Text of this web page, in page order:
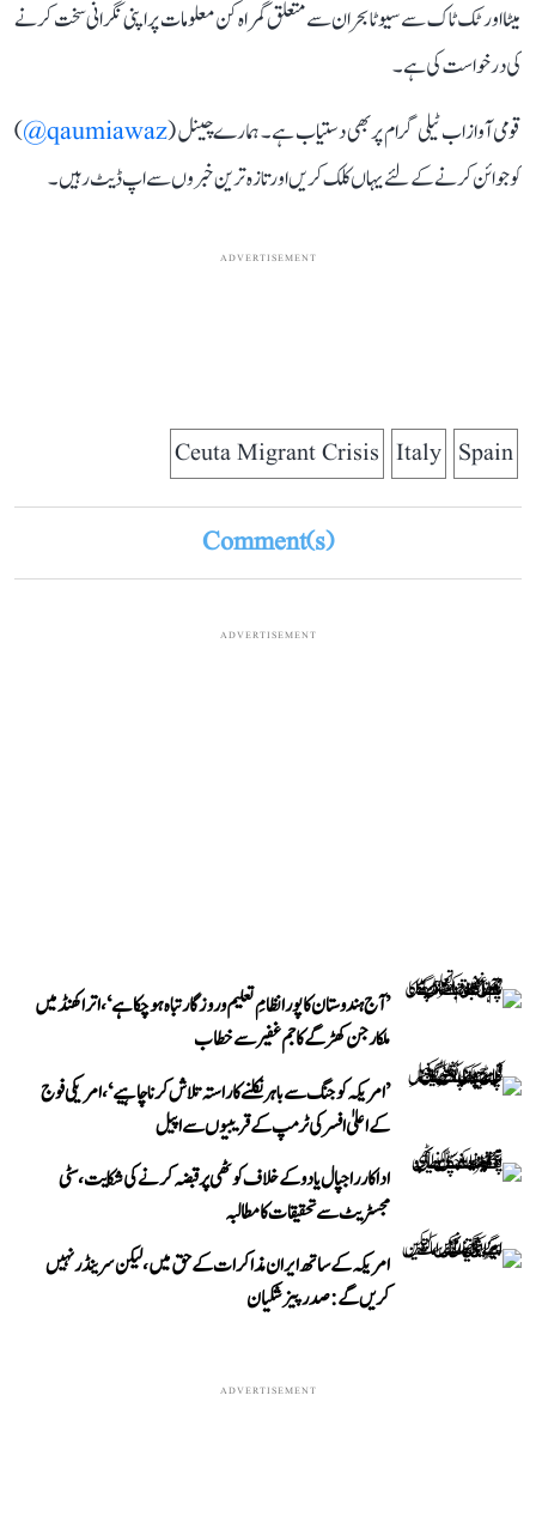
میٹا اور ٹک ٹاک سے سیوٹا بحران سے متعلق گمراہ کن معلومات پر اپنی نگرانی سخت کرنے
کی درخواست کی ہے۔
قومی آواز اب ٹیلی گرام پر بھی دستیاب ہے۔ ہمارے چینل (qaumiawaz@
)
کو جوائن کرنے کے لئے یہاں کلک کریں اور تازہ ترین خبروں سے اپ ڈیٹ رہیں۔
ADVERTISEMENT
Spain
Italy
Ceuta Migrant Crisis
Comment(s)
ADVERTISEMENT
’آج ہندوستان کا پورا نظامِ تعلیم و روزگار تباہ ہو چکا ہے‘، اتراکھنڈ میں
ملکارجن کھڑگے کا جم غفیر سے خطاب
’امریکہ کو جنگ سے باہر نکلنے کا راستہ تلاش کرنا چاہیے‘، امریکی فوج
کے اعلیٰ افسر کی ٹرمپ کے قریبیوں سے اپیل
اداکار راجپال یادو کے خلاف کوٹھی پر قبضہ کرنے کی شکایت، سٹی
مجسٹریٹ سے تحقیقات کا مطالبہ
امریکہ کے ساتھ ایران مذاکرات کے حق میں، لیکن سرینڈر نہیں
کریں گے: صدر پیزشکیان
ADVERTISEMENT